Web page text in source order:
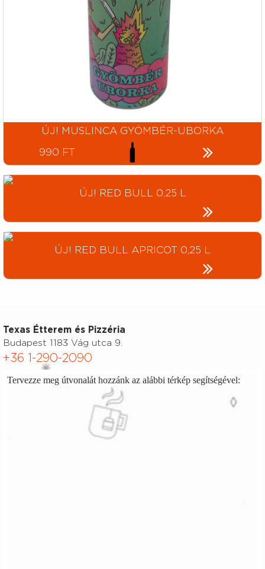
ÚJ! MUSLINCA GYÖMBÉR-UBORKA
990 FT
ÚJ! RED BULL 0,25 L
ÚJ! RED BULL APRICOT 0,25 L
Texas Étterem és Pizzéria
Budapest 1183 Vág utca 9.
+36 1-290-2090
Tervezze meg útvonalát hozzánk az alábbi térkép segítségével: